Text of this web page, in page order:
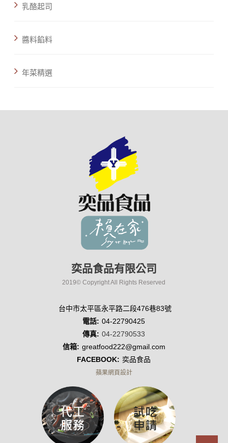
乳酪起司
醬料餡料
年菜精選
奕品食品有限公司
2019© Copyright All Rights Reserved
台中市太平區永平路二段476巷83號
電話: 04-22790425
傳真: 04-22790533
信箱: greatfood222@gmail.com
FACEBOOK: 奕品食品
蘋果網頁設計